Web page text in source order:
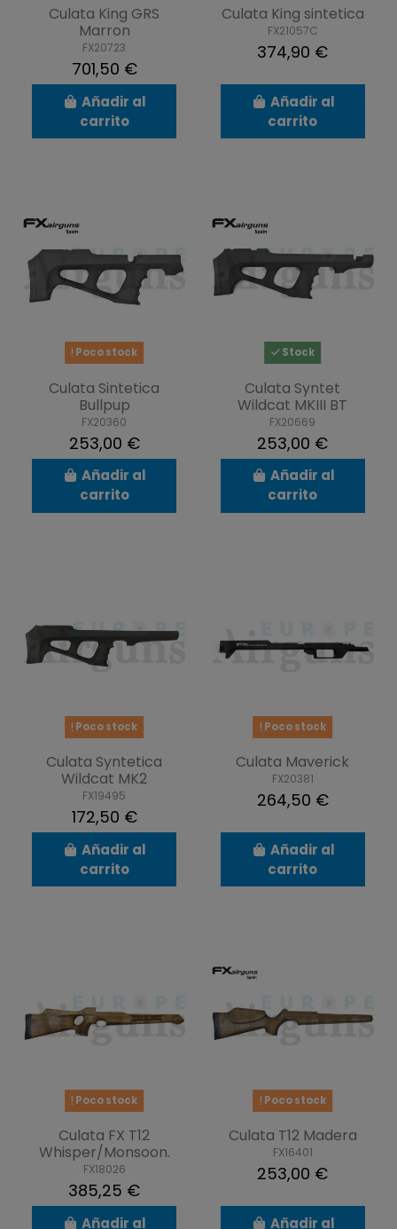
Culata King GRS
Marron
FX20723
701,50 €
Añadir al
carrito
Culata King sintetica
FX21057C
374,90 €
Añadir al
carrito
Poco stock
Culata Sintetica
Bullpup
FX20360
253,00 €
Añadir al
carrito
Stock
Culata Syntet
Wildcat MKIII BT
FX20669
253,00 €
Añadir al
carrito
Poco stock
Culata Syntetica
Wildcat MK2
FX19495
172,50 €
Añadir al
carrito
Poco stock
Culata Maverick
FX20381
264,50 €
Añadir al
carrito
Poco stock
Culata FX T12
Whisper/Monsoon.
FX18026
385,25 €
Añadir al
Poco stock
Culata T12 Madera
FX16401
253,00 €
Añadir al